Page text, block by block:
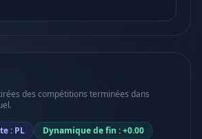
des compétitions terminées dans
: PL Dynamique de fin : +0.00